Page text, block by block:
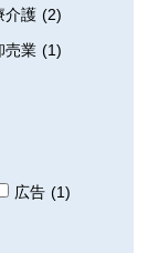
介護 (2)
売業 (1)
広告 (1)